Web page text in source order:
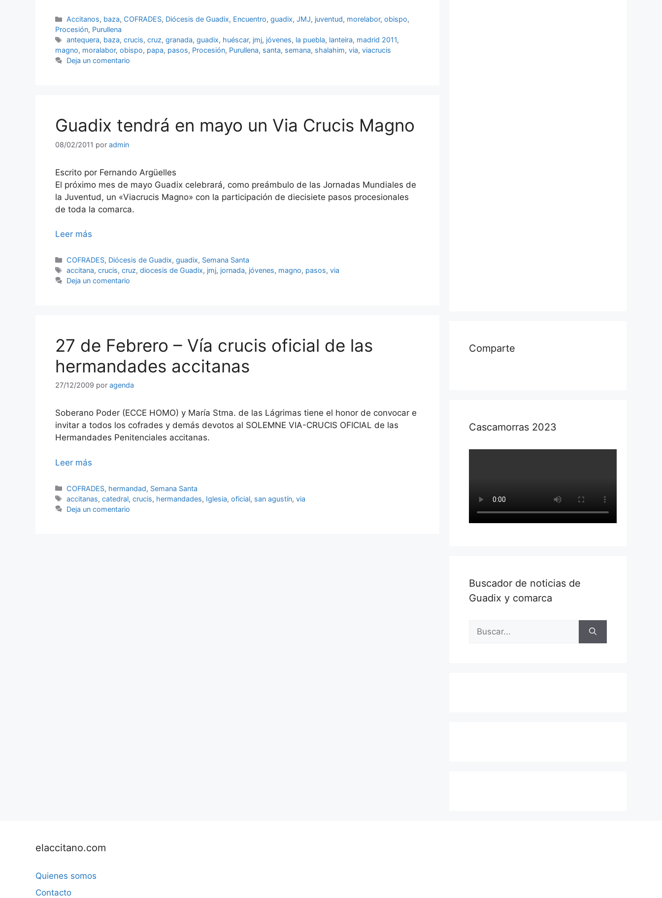
Categorías
Accitanos, baza, COFRADES, Diócesis de Guadix, Encuentro,guadix,JMJ, juventud, morelabor,obispo,
Procesión, Purullena
Etiquetas
antequera, baza,crucis,cruz,granada,guadix, huéscar, jmj, jóvenes, la puebla, lanteira, madrid 2011,
magno, moralabor, obispo, papa, pasos, Procesión, Purullena, santa, semana, shalahim, via, viacrucis
Deja un comentario
Guadix tendrá en mayo un Via Crucis Magno
08/02/2011 por admin
Escrito por Fernando Argüelles
El próximo mes de mayo Guadix celebrará, como preámbulo de las Jornadas Mundiales de
la Juventud, un «Viacrucis Magno» con la participación de diecisiete pasos procesionales
de toda la comarca.
Leer más
Categorías
COFRADES, Diócesis de Guadix,guadix, Semana Santa
Etiquetas
accitana,crucis,cruz,diocesis de Guadix, jmj, jornada, jóvenes, magno, pasos,via
Deja un comentario
27 de Febrero – Vía crucis oficial de las
hermandades accitanas
27/12/2009 por agenda
Soberano Poder (ECCE HOMO) y María Stma. de las Lágrimas tiene el honor de convocar e
invitar a todos los cofrades y demás devotos al SOLEMNE VIA-CRUCIS OFICIAL de las
Hermandades Penitenciales accitanas.
Leer más
Categorías
COFRADES, hermandad, Semana Santa
Etiquetas
accitanas,catedral,crucis, hermandades, Iglesia,oficial, san agustín,via
Deja un comentario
Comparte
Cascamorras 2023
Buscador de noticias de
Guadix y comarca
Buscar:
elaccitano.com
Quienes somos
Contacto